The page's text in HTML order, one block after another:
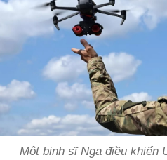
Một binh sĩ Nga điều khiển